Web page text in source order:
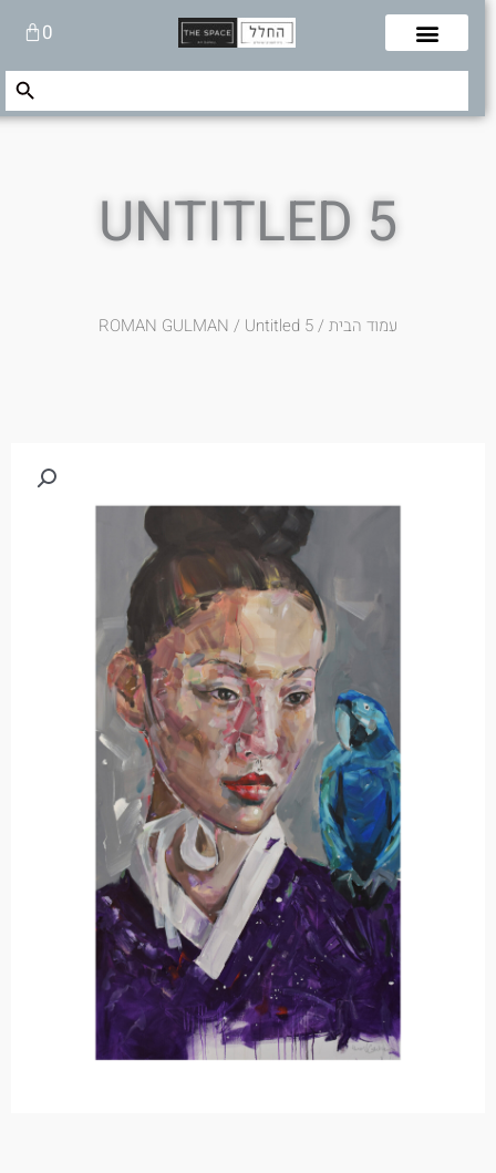
0עגלת
קניות
Search
Search Button
UNTITLED 5
עמוד הבית/
ROMAN GULMAN/ Untitled 5